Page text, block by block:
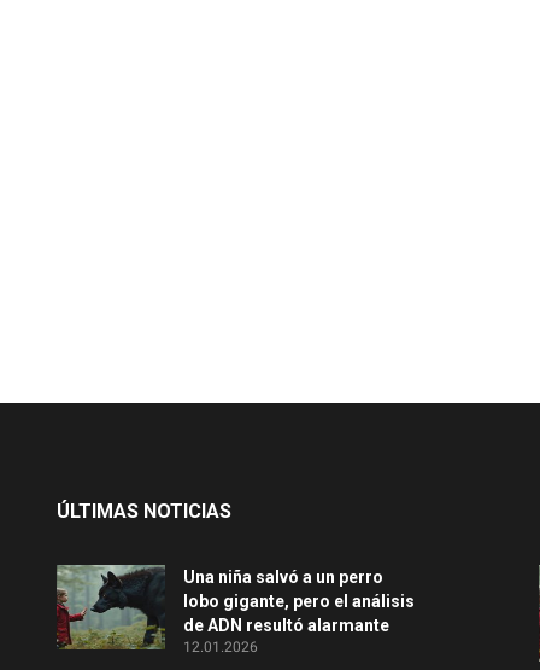
ÚLTIMAS NOTICIAS
Una niña salvó a un perro
lobo gigante, pero el análisis
de ADN resultó alarmante
12.01.2026